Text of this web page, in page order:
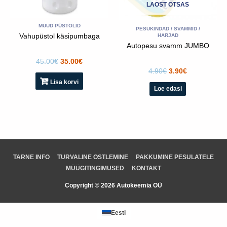
MUUD PÜSTOLID
Vahupüstol käsipumbaga
45.00€ 35.00€
Lisa korvi
LAOST OTSAS
PESUKINDAD / SVAMMID /
HARJAD
Autopesu svamm JUMBO
4.90€ 3.90€
Loe edasi
TARNE INFO TURVALINE OSTLEMINE
PAKKUMINE PESULATELE
MÜÜGITINGIMUSED
KONTAKT
Copyright © 2026 Autokeemia OÜ
Eesti